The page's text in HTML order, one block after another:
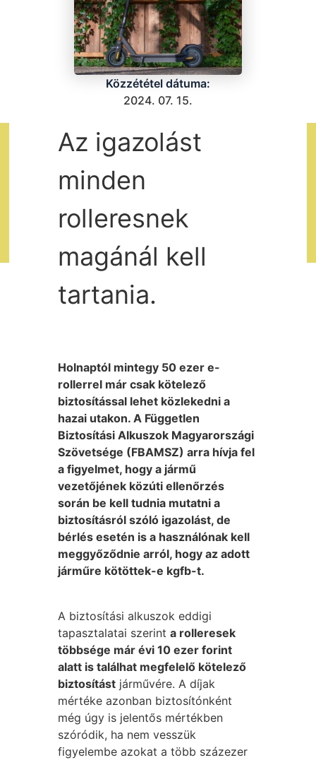
Közzététel dátuma:
2024. 07. 15.
Az igazolást
minden
rolleresnek
magánál kell
tartania.
Holnaptól mintegy 50 ezer e-
rollerrel már csak kötelező
biztosítással lehet közlekedni a
hazai utakon. A Független
Biztosítási Alkuszok Magyarországi
Szövetsége (FBAMSZ) arra hívja fel
a figyelmet, hogy a jármű
vezetőjének közúti ellenőrzés
során be kell tudnia mutatni a
biztosításról szóló igazolást, de
bérlés esetén is a használónak kell
meggyőződnie arról, hogy az adott
járműre kötöttek-e kgfb-t.
A biztosítási alkuszok eddigi
tapasztalatai szerinta rolleresek
többsége már évi 10 ezer forint
alatt is találhat megfelelő kötelező
biztosítást járművére. A díjak
mértéke azonban biztosítónként
még úgy is jelentős mértékben
szóródik, ha nem vesszük
figyelembe azokat a több százezer